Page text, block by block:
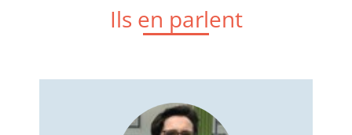
Ils en parlent